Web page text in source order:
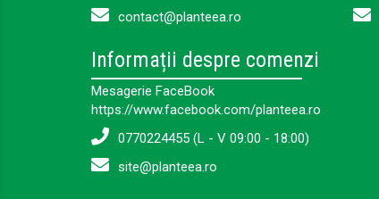
contact@planteea.ro
Informații despre comenzi
Mesagerie FaceBook
https://www.facebook.com/planteea.ro
0770224455 (L - V 09:00 - 18:00)
site@planteea.ro